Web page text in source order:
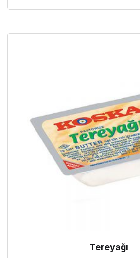
Tereyağı